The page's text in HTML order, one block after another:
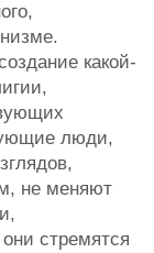
какой-
люди,
не меняют
стремятся